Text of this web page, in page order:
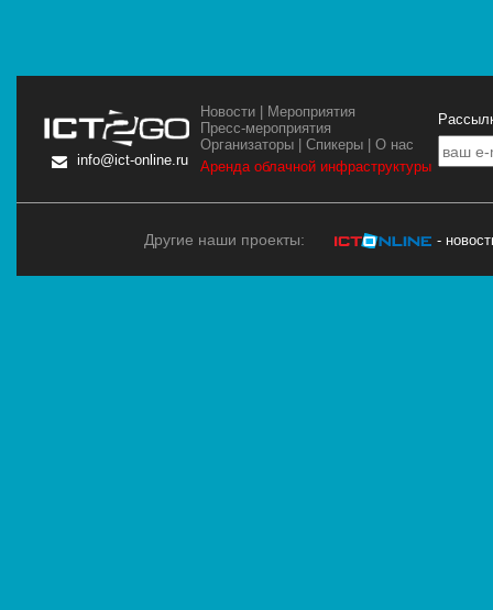
info@ict-online.ru
Новости
Мероприятия
Пресс-мероприятия
Организаторы |Спикеры |О нас
Аренда облачной инфраструктуры
Другие наши проекты: -